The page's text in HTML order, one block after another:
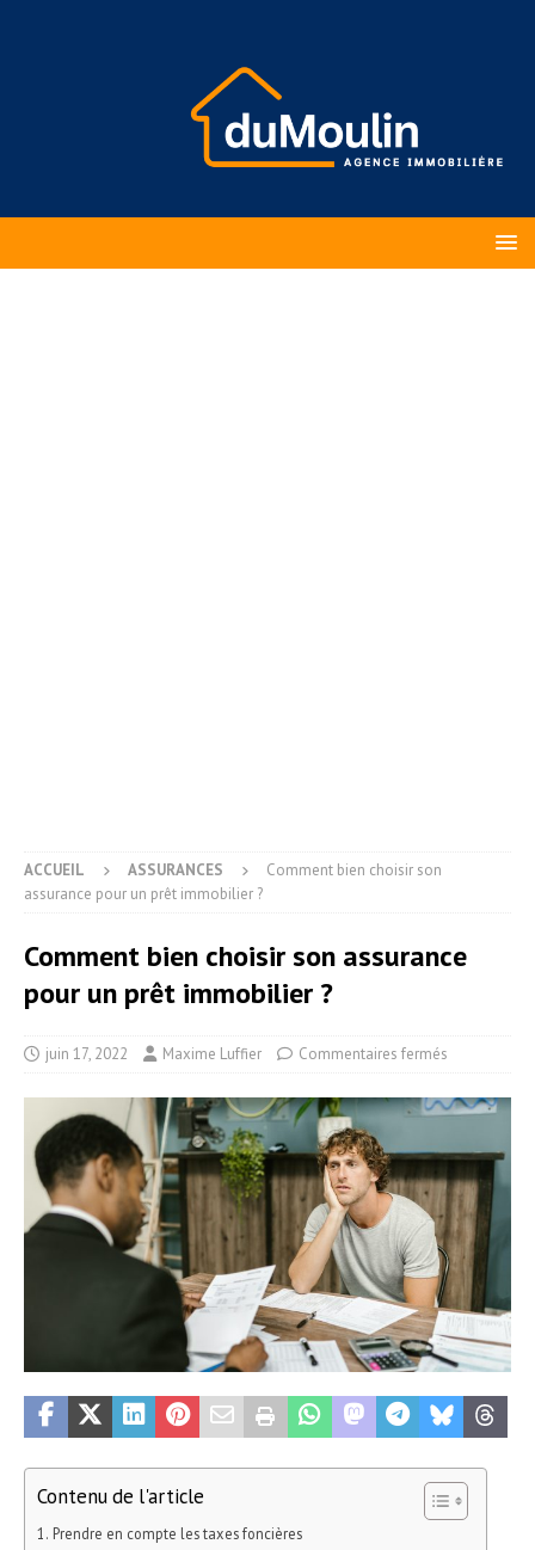
ACCUEIL ASSURANCES
Comment bien choisir son
assurance pour un prêt immobilier ?
Comment bien choisir son assurance
pour un prêt immobilier ?
juin 17, 2022 Maxime Luffier Commentaires fermés
Contenu de l'article
Prendre en compte les taxes foncières